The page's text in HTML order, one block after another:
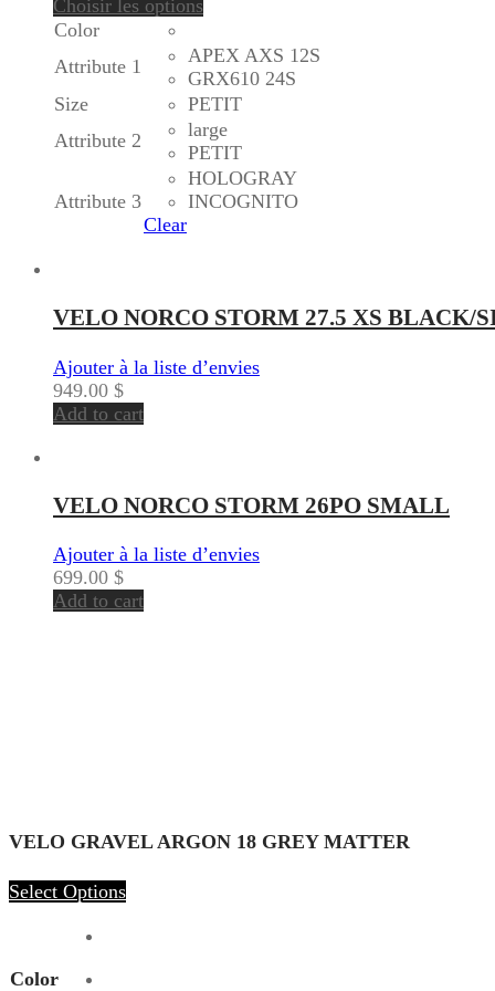
Choisir les options
Color
Attribute 1
APEX AXS 12S
GRX610 24S
Size
PETIT
Attribute 2
large
PETIT
Attribute 3
HOLOGRAY
INCOGNITO
Clear
VELO NORCO STORM 27.5 XS BLACK/
Ajouter à la liste d’envies
949.00 $
Add to cart
VELO NORCO STORM 26PO SMALL
Ajouter à la liste d’envies
699.00 $
Add to cart
VELO GRAVEL ARGON 18 GREY MATTER
Select Options
Color